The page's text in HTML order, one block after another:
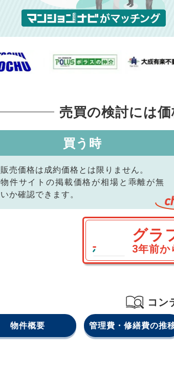
売買の検討には
買う時
販売価格は成約価格とは限りません。
物件サイトの掲載価格が相場と乖離が無
いか確認できます。
グラ
3年前か
コン
物件概要 管理費・修繕費の推